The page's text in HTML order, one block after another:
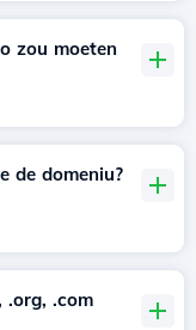
zou moeten
de domeniu?
.org, .com